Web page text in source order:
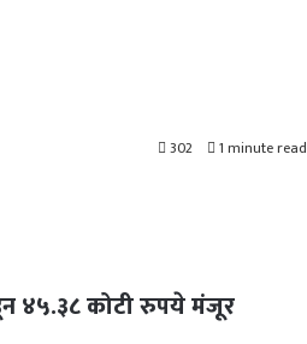
302 1 minute read
४५.३८ कोटी रुपये मंजूर